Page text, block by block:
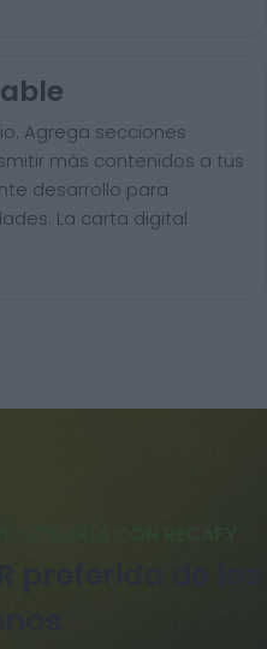
Agrega secciones
más contenidos a tus
desarrollo para
La carta digital